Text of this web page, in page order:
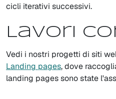
cicli iterativi successivi.
Lavori
Vedi i nostri progetti di siti
Landing pages, dove
landing pages sono state